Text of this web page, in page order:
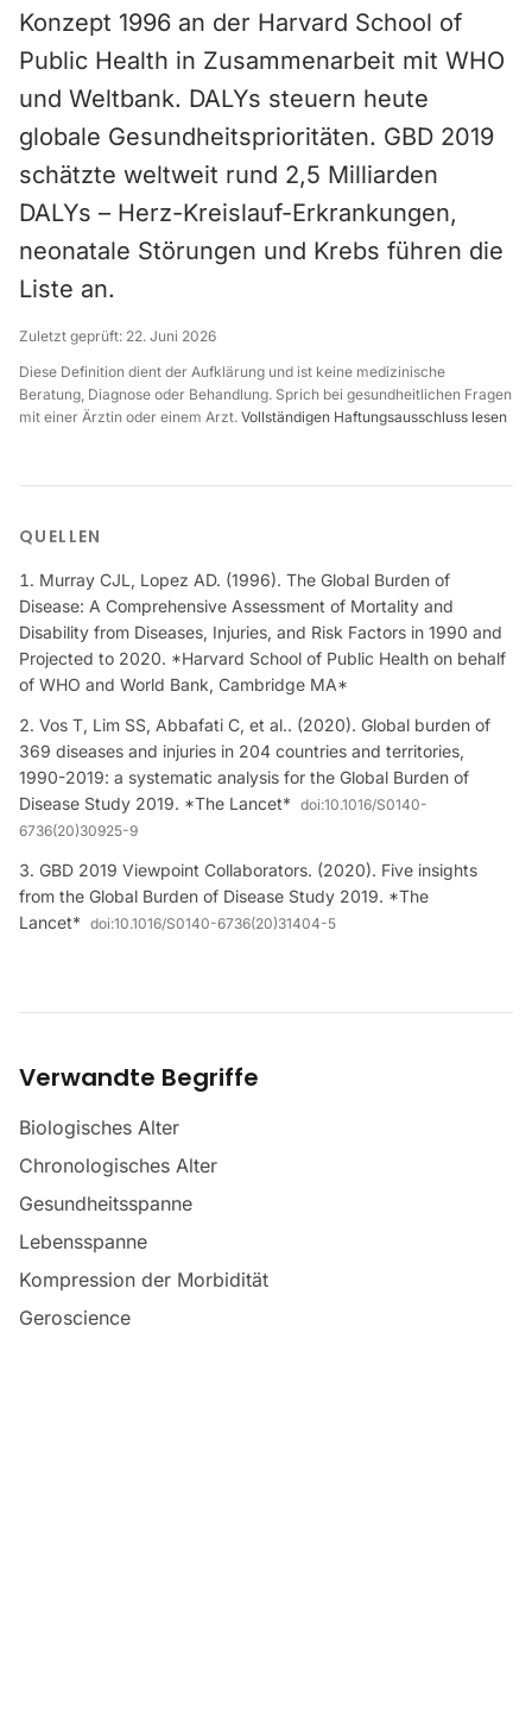
Konzept 1996 an der Harvard School of
Public Health in Zusammenarbeit mit WHO
und Weltbank. DALYs steuern heute
globale Gesundheitsprioritäten. GBD 2019
schätzte weltweit rund 2,5 Milliarden
DALYs – Herz-Kreislauf-Erkrankungen,
neonatale Störungen und Krebs führen die
Liste an.
Zuletzt geprüft: 22. Juni 2026
Diese Definition dient der Aufklärung und ist keine medizinische
Beratung, Diagnose oder Behandlung. Sprich bei gesundheitlichen Fragen
mit einer Ärztin oder einem Arzt. Vollständigen Haftungsausschluss lesen
QUELLEN
Murray CJL, Lopez AD. (1996). The Global Burden of
Disease: A Comprehensive Assessment of Mortality and
Disability from Diseases, Injuries, and Risk Factors in 1990 and
Projected to 2020. *Harvard School of Public Health on behalf
of WHO and World Bank, Cambridge MA*
Vos T, Lim SS, Abbafati C, et al.. (2020). Global burden of
369 diseases and injuries in 204 countries and territories,
1990-2019: a systematic analysis for the Global Burden of
Disease Study 2019. *The Lancet* doi:10.1016/S0140-
6736(20)30925-9
GBD 2019 Viewpoint Collaborators. (2020). Five insights
from the Global Burden of Disease Study 2019. *The
Lancet* doi:10.1016/S0140-6736(20)31404-5
Verwandte Begriffe
Biologisches Alter
Chronologisches Alter
Gesundheitsspanne
Lebensspanne
Kompression der Morbidität
Geroscience